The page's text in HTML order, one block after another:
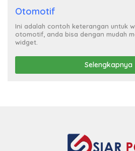
Otomotif
Ini adalah contoh keterangan untuk
otomotif, anda bisa dengan mudah
widget.
Selengkapnya